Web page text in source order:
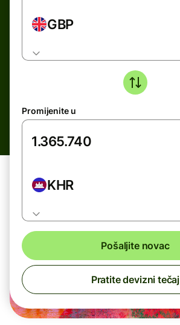
GBP
Promijenite u
KHR
Pošaljite novac
Pratite devizni tečaj